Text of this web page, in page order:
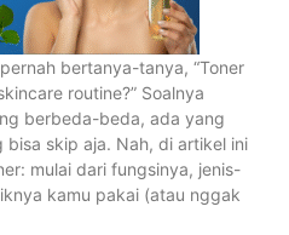
bertanya-tanya, “Toner
routine?” Soalnya
berbeda-beda, ada yang
skip aja. Nah, di artikel ini
mulai dari fungsinya, jenis-
kamu pakai (atau nggak